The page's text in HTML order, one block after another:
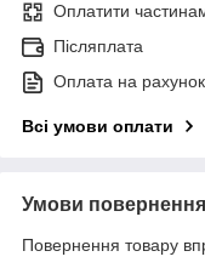
Оплатити
Післяплата
Оплата на рахунок
Всі умови оплати
Умови повернення
Повернення товару